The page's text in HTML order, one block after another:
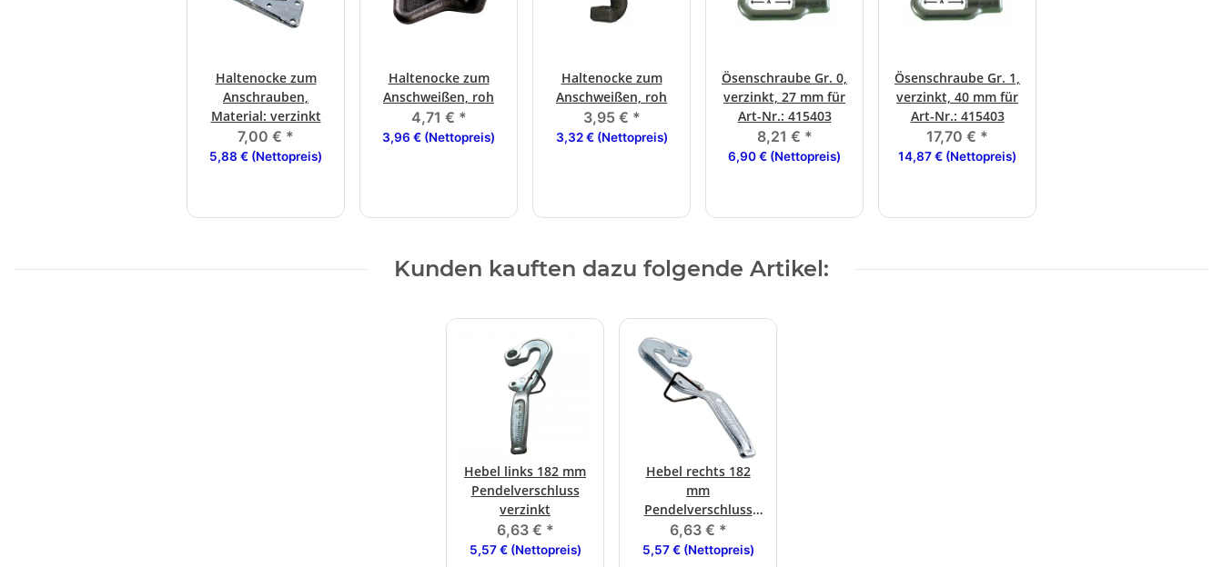
Haltenocke zum
Anschrauben,
Material: verzinkt
7,00 € *
5,88 € (Nettopreis)
Haltenocke zum
Anschweißen, roh
4,71 € *
3,96 € (Nettopreis)
Haltenocke zum
Anschweißen, roh
3,95 € *
3,32 € (Nettopreis)
Ösenschraube Gr. 0,
verzinkt, 27 mm für
Art-Nr.: 415403
8,21 € *
6,90 € (Nettopreis)
Ösenschraube Gr. 1,
verzinkt, 40 mm für
Art-Nr.: 415403
17,70 € *
14,87 € (Nettopreis)
Kunden kauften dazu folgende Artikel:
Hebel links 182 mm
Pendelverschluss
verzinkt
6,63 € *
5,57 € (Nettopreis)
Hebel rechts 182
mm
Pendelverschluss
verzinkt
6,63 € *
5,57 € (Nettopreis)